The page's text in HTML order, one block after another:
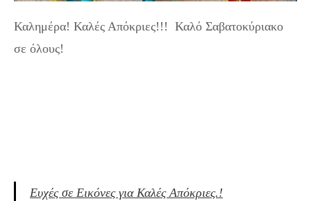
Καλημέρα! Καλές Απόκριες!!! Καλό Σαβατοκύριακο
σε όλους!
Ευχές σε Εικόνες για Καλές Απόκριες.!